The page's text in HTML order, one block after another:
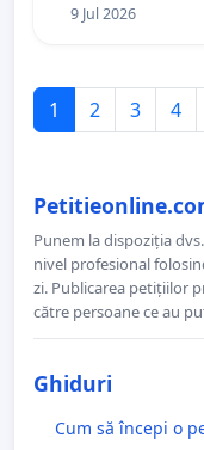
9 Jul 2026
1 2 3 4
Punem la dispoziția
nivel profesional
zi. Publicarea petițiilor
către persoane ce au
Ghiduri
Cum să începi o